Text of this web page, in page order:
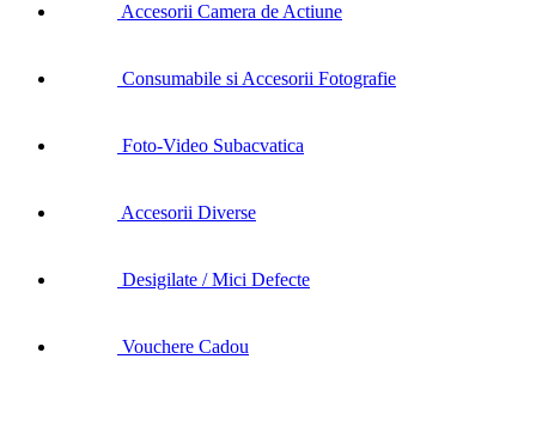
Accesorii Camera de Actiune
Consumabile si Accesorii Fotografie
Foto-Video Subacvatica
Accesorii Diverse
Desigilate / Mici Defecte
Vouchere Cadou